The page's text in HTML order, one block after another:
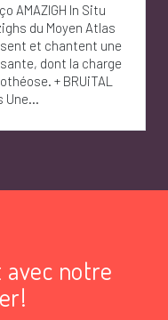
AMAZIGH In Situ
du Moyen Atlas
et chantent une
dont la charge
+ BRUiTAL
Une...
avec notre